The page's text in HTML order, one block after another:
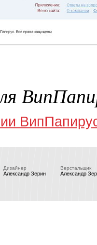
Дизайнер
Александр Зерин
Верстальщик
Александр